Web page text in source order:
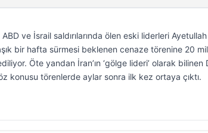
ABD ve İsrail saldırılarında ölen eski liderleri
bir hafta sürmesi beklenen cenaze törenine 20
Öte yandan İran’ın ‘gölge lideri’ olarak bilinen
konusu törenlerde aylar sonra ilk kez ortaya çıktı.